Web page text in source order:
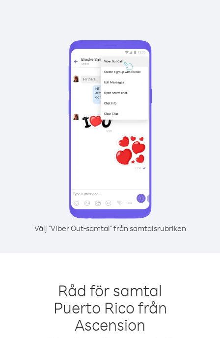
Välj "Viber Out-samtal" från samtalsrubriken
Råd för samtal
Puerto Rico från
Ascension